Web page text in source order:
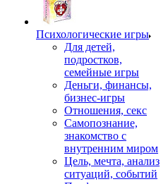
Психологические игры
Для детей,
подростков,
семейные игры
Деньги, финансы,
бизнес-игры
Отношения, секс
Самопознание,
знакомство с
внутренним миром
Цель, мечта, анализ
ситуаций, событий